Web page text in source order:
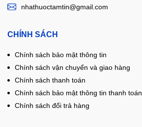
nhathuoctamtin@gmail.com
CHÍNH SÁCH
Chính sách bảo mật thông tin
Chính sách vận chuyển và giao hàng
Chính sách thanh toán
Chính sách bảo mật thông tin thanh toán
Chính sách đổi trả hàng